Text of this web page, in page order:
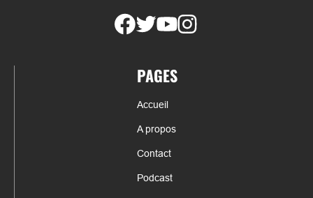
PAGES
Accueil
A propos
Contact
Podcast